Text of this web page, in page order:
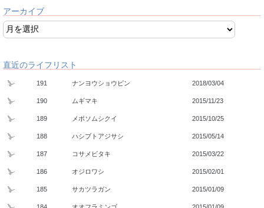
アーカイブ
直近のライフリスト
191 ナンヨウショウビン 2018/03/04
190 ムギマキ 2015/11/23
189 メボソムシクイ 2015/10/25
188 ハシブトアジサシ 2015/05/14
187 コサメビタキ 2015/03/22
186 オジロワシ 2015/02/01
185 サカツラガン 2015/01/09